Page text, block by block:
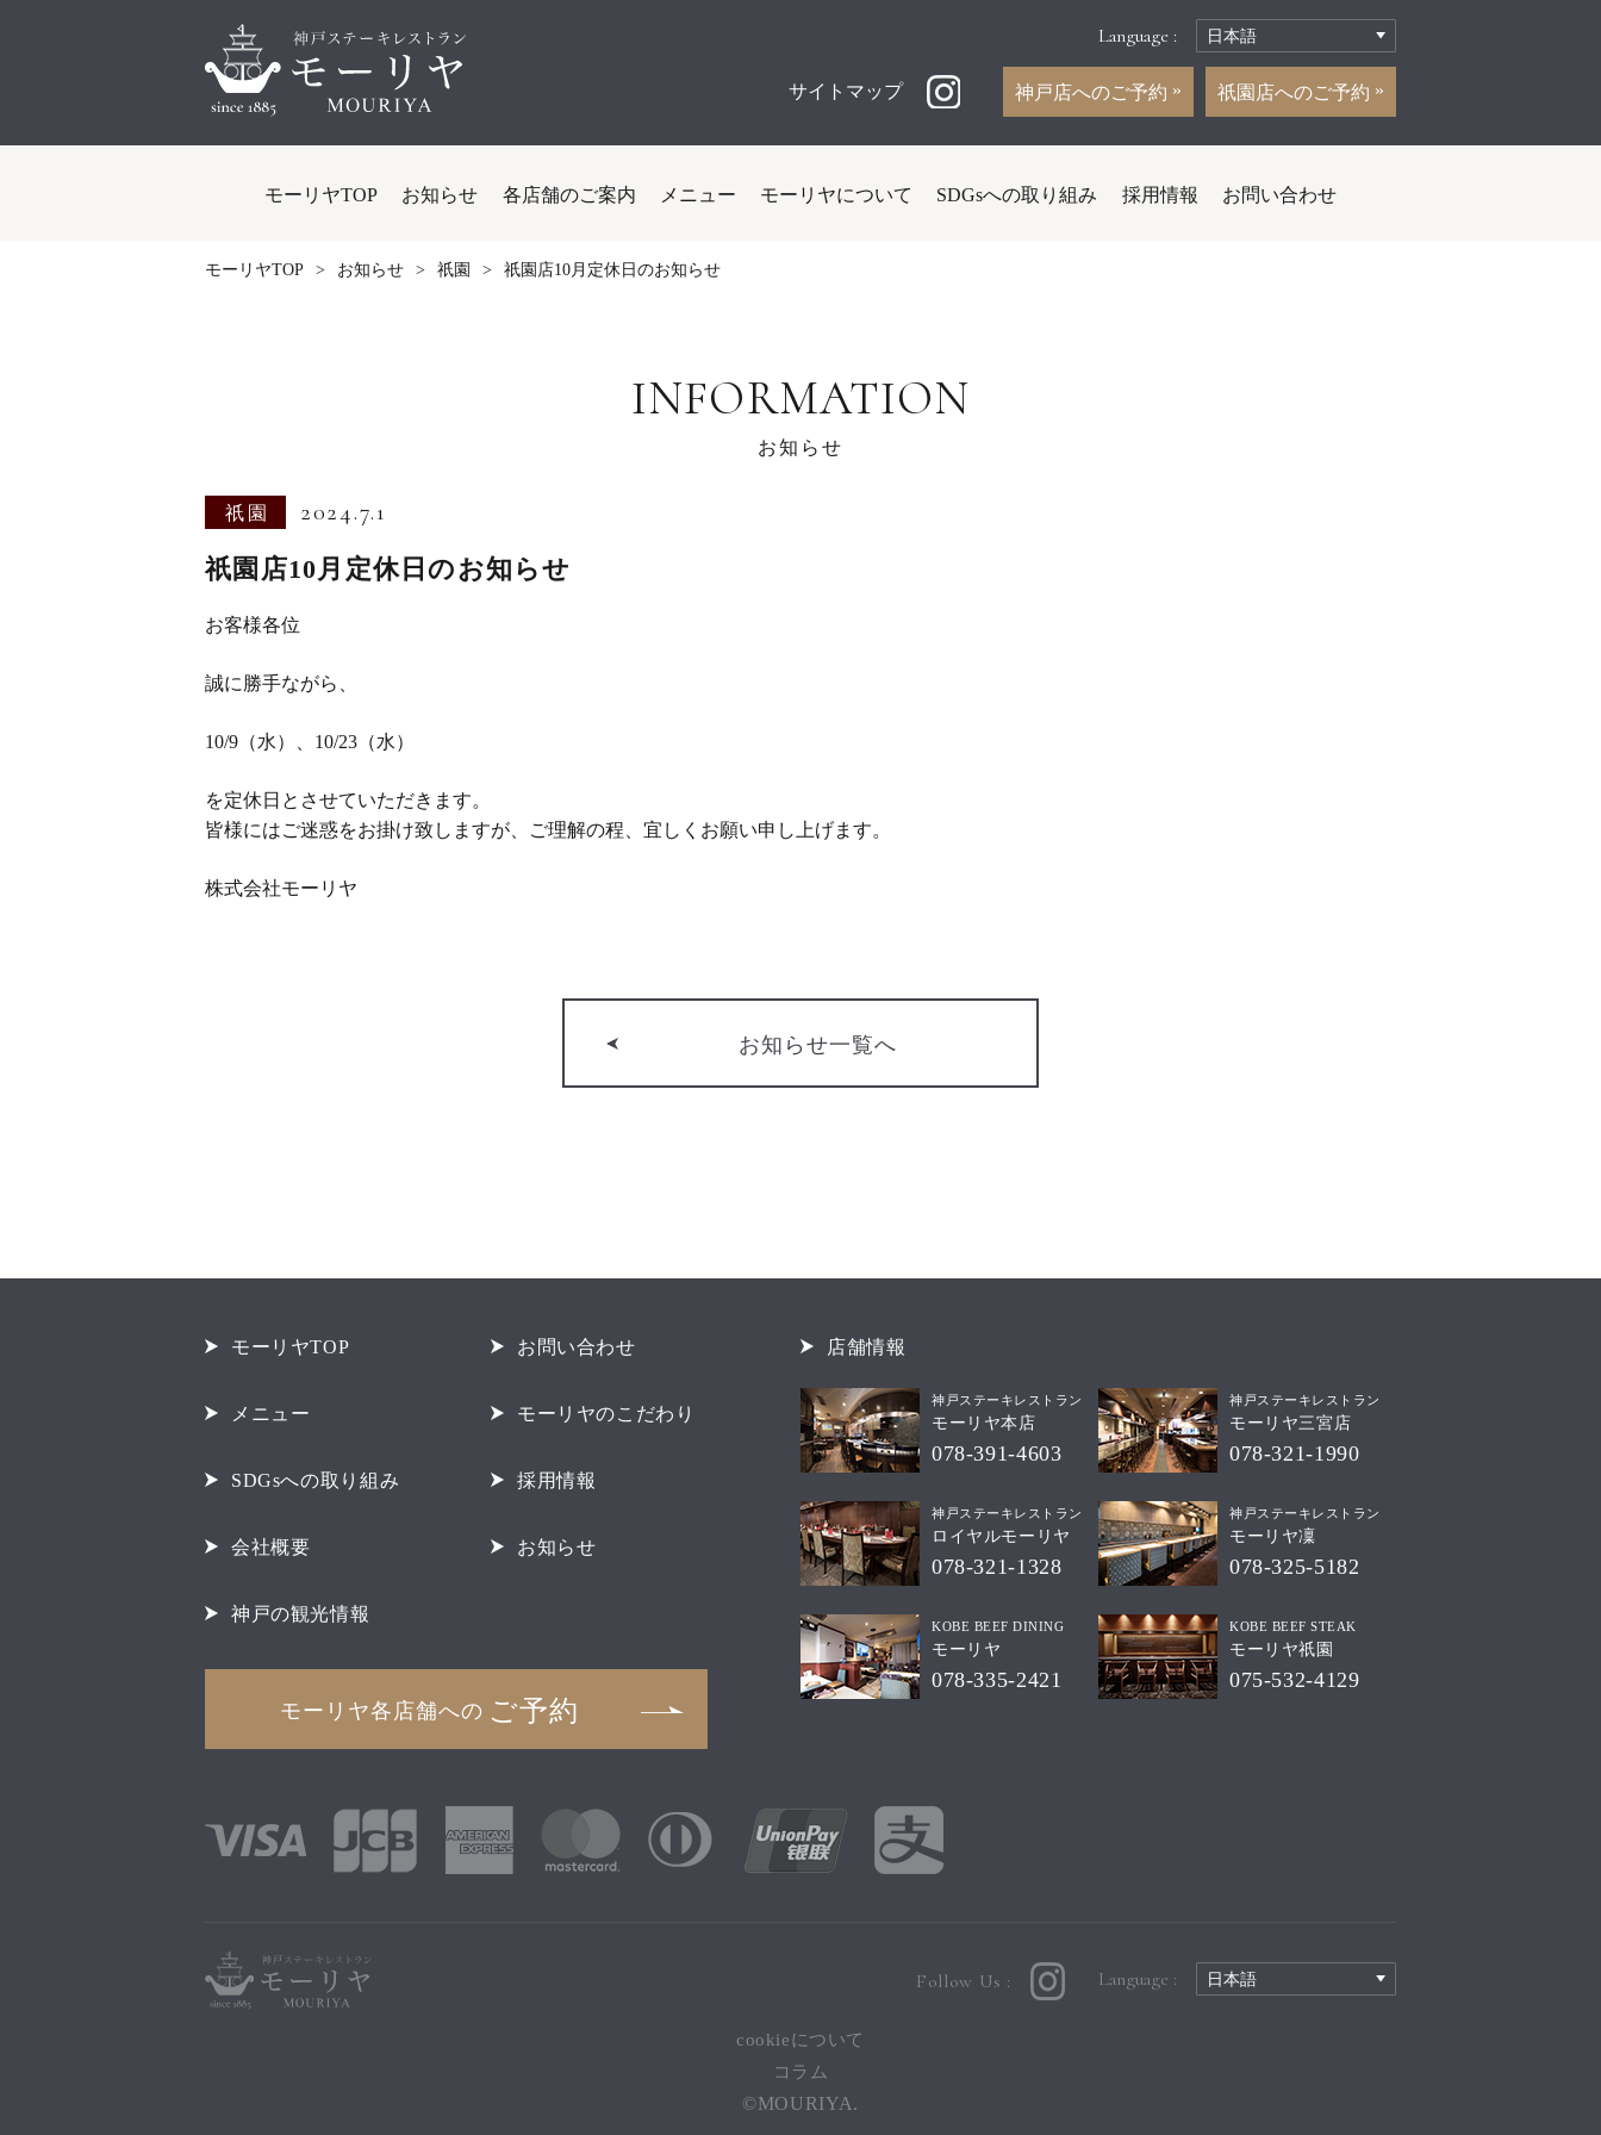
Language :
サイトマップ 神戸店へのご予約 祇園店へのご予約
モーリヤTOP お知らせ 各店舗のご案内 メニュー モーリヤについて SDGsへの取り組み 採用情報 お問い合わせ
モーリヤTOP お知らせ 祇園 祇園店10月定休日のお知らせ
INFORMATION
お知らせ
祇園 2024.7.1
祇園店10月定休日のお知らせ
お客様各位
誠に勝手ながら、
10/9（水）、10/23（水）
を定休日とさせていただきます。
皆様にはご迷惑をお掛け致しますが、ご理解の程、宜しくお願い申し上げます。
株式会社モーリヤ
お知らせ一覧へ
店舗情報
神戸ステーキレストラン
モーリヤ本店
078-391-4603
神戸ステーキレストラン
モーリヤ三宮店
078-321-1990
神戸ステーキレストラン
ロイヤルモーリヤ
078-321-1328
神戸ステーキレストラン
モーリヤ凜
078-325-5182
KOBE BEEF DINING
モーリヤ
078-335-2421
KOBE BEEF STEAK
モーリヤ祇園
075-532-4129
モーリヤ各店舗への ご予約
モーリヤTOP お問い合わせ
メニュー モーリヤのこだわり
SDGsへの取り組み 採用情報
会社概要 お知らせ
神戸の観光情報
Follow Us : Language :
cookieについて
コラム
©MOURIYA.